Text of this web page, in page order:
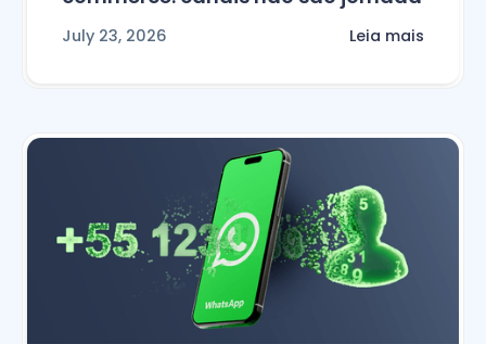
July 23, 2026 Leia mais